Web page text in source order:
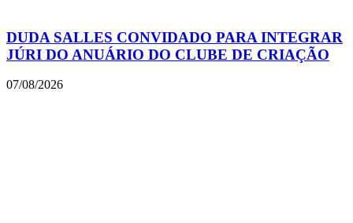
DUDA SALLES CONVIDADO PARA INTEGRAR
JÚRI DO ANUÁRIO DO CLUBE DE CRIAÇÃO
07/08/2026